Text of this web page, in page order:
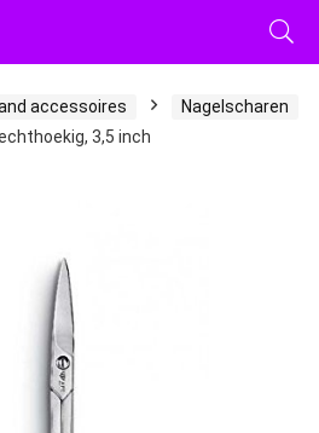
accessoires
Nagelscharen
3,5 inch